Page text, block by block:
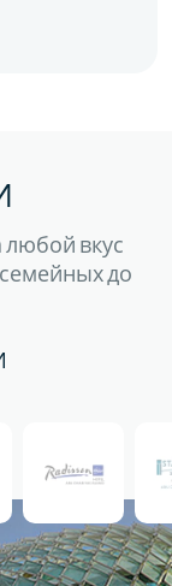
любой вкус
до